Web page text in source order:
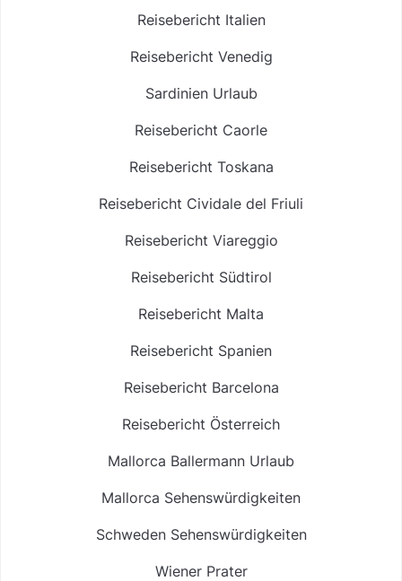
Reisebericht Italien
Reisebericht Venedig
Sardinien Urlaub
Reisebericht Caorle
Reisebericht Toskana
Reisebericht Cividale del Friuli
Reisebericht Viareggio
Reisebericht Südtirol
Reisebericht Malta
Reisebericht Spanien
Reisebericht Barcelona
Reisebericht Österreich
Mallorca Ballermann Urlaub
Mallorca Sehenswürdigkeiten
Schweden Sehenswürdigkeiten
Wiener Prater